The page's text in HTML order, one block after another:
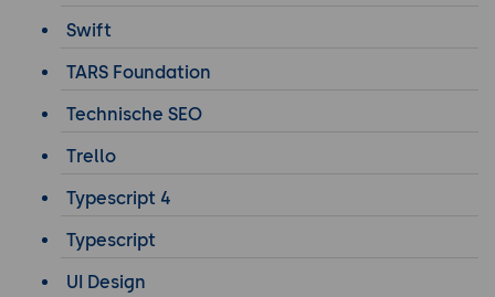
Swift
TARS Foundation
Technische SEO
Trello
Typescript 4
Typescript
UI Design